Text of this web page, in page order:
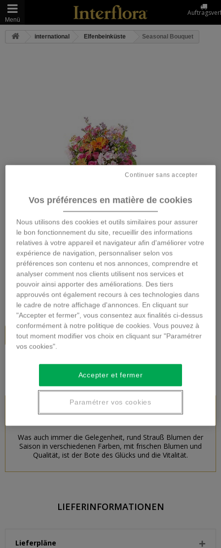
Menü
international Elfenbeinküste Seasonal Bouquet
Vergrößern
SEASONAL BOUQUET
Beschreibung
46,00 €inkl. MwSt.
In den Warenkorb
PRODUKTBESCHREIBUNG
Was auch immer die Gelegenheit, rund Strauß Blumen der
Saison in verschiedenen Farben, mit frischen Blumen und
Qualität, ist der Bote des Glücks und die Vitalität.
LIEFERINFORMATIONEN
Lieferpläne
Vos préférences en matière de cookies
Nous utilisons des cookies et outils similaires pour assurer
le bon fonctionnement du site, recueillir des informations
relatives à votre appareil et navigateur afin d'améliorer votre
expérience de navigation, personnaliser selon vos
préférences son contenu et nos annonces, comprendre et
analyser comment nos clients utilisent nos services et
pouvoir ainsi apporter des améliorations. Des tiers
approuvés ont également recours à ces technologies dans
le cadre de notre affichage d'annonces. En cliquant sur
"Accepter et fermer", vous consentez aux finalités ci-dessus
conformément à notre politique de cookies. Vous pouvez à
tout moment modifier vos choix en cliquant sur "Paramétrer
vos cookies".
Continuer sans accepter
Accepter et fermer
Paramétrer vos cookies